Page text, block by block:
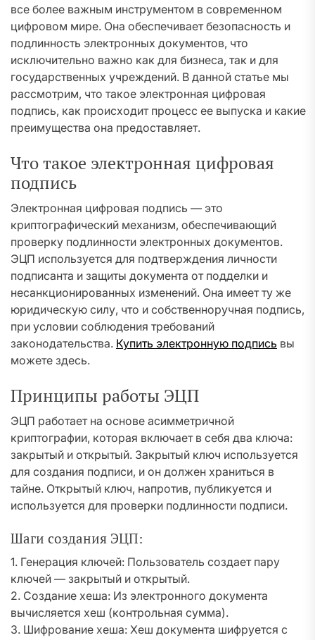
все более важным инструментом в современном
цифровом мире. Она обеспечивает безопасность и
подлинность электронных документов, что
исключительно важно как для бизнеса, так и для
государственных учреждений. В данной статье мы
рассмотрим, что такое электронная цифровая
подпись, как происходит процесс ее выпуска и какие
преимущества она предоставляет.
Что такое электронная цифровая
подпись
Электронная цифровая подпись — это
криптографический механизм, обеспечивающий
проверку подлинности электронных документов.
ЭЦП используется для подтверждения личности
подписанта и защиты документа от подделки и
несанкционированных изменений. Она имеет ту же
юридическую силу, что и собственноручная подпись,
при условии соблюдения требований
законодательства. Купить электронную подпись вы
можете здесь.
Принципы работы ЭЦП
ЭЦП работает на основе асимметричной
криптографии, которая включает в себя два ключа:
закрытый и открытый. Закрытый ключ используется
для создания подписи, и он должен храниться в
тайне. Открытый ключ, напротив, публикуется и
используется для проверки подлинности подписи.
Шаги создания ЭЦП:
1. Генерация ключей: Пользователь создает пару
ключей — закрытый и открытый.
2. Создание хеша: Из электронного документа
вычисляется хеш (контрольная сумма).
3. Шифрование хеша: Хеш документа шифруется с